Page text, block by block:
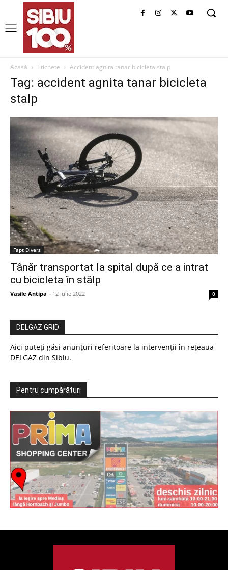
Acasă Etichete Accident agnita tanar bicicleta stalp
Tag: accident agnita tanar bicicleta
stalp
Fapt Divers
Tânăr transportat la spital după ce a intrat
cu bicicleta în stâlp
Vasile Antipa - 12 iulie 2022 0
DELGAZ GRID
Aici puteți găsi anunțuri referitoare la intervenții în rețeaua
DELGAZ din Sibiu.
Pentru cumpărături